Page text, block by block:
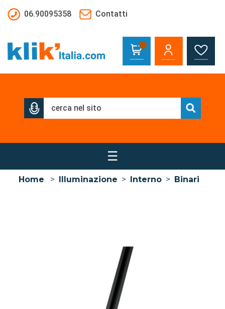
06.90095358
Contatti
☰
Home > Illuminazione > Interno > Binari